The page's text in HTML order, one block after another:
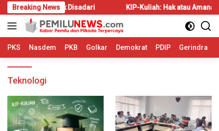
Langsung
ke
konten
Breaking News
Sering Tidak Disadari KIP-Kuliah: Hak atau Amanah?
PKS Nasdem PKB Golkar Demokrat PDIP Gerindra
Teknologi